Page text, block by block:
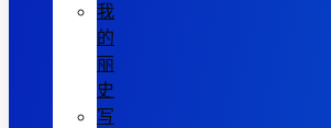
我
的
丽
史
写